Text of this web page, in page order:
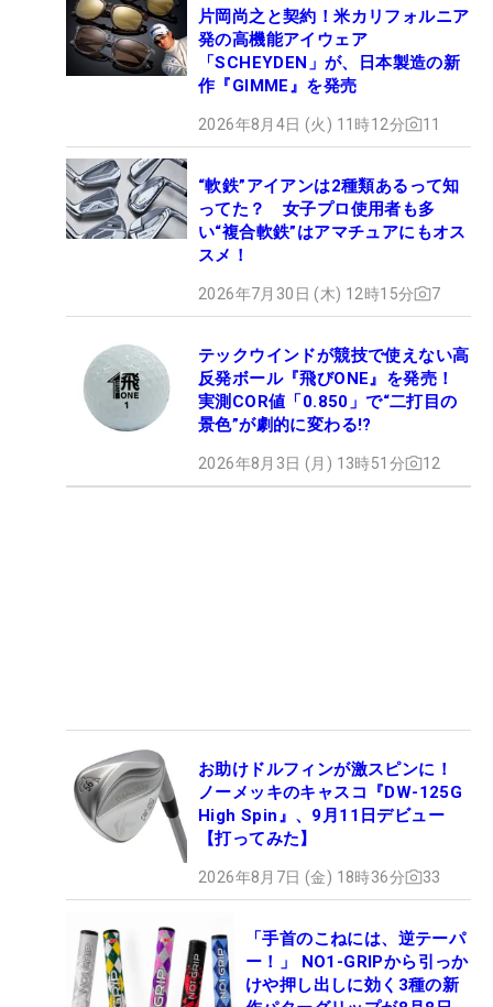
片岡尚之と契約！米カリフォルニア
発の高機能アイウェア
「SCHEYDEN」が、日本製造の新
作『GIMME』を発売
2026年8月4日 (火) 11時12分 11
“軟鉄”アイアンは2種類あるって知
ってた？ 女子プロ使用者も多
い“複合軟鉄”はアマチュアにもオス
スメ！
2026年7月30日 (木) 12時15分 7
テックウインドが競技で使えない高
反発ボール『飛びONE』を発売！
実測COR値「0.850」で“二打目の
景色”が劇的に変わる!?
2026年8月3日 (月) 13時51分 12
お助けドルフィンが激スピンに！
ノーメッキのキャスコ『DW-125G
High Spin』、9月11日デビュー
【打ってみた】
2026年8月7日 (金) 18時36分 33
「手首のこねには、逆テーパ
ー！」 NO1-GRIPから引っか
けや押し出しに効く3種の新